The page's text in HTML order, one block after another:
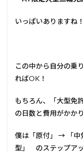
いっぱいありますね！
この中から自分の乗
ればOK！
もちろん、「大型免
の日数と費用がかかり
僕は「原付」 → 「
型」 のステップア